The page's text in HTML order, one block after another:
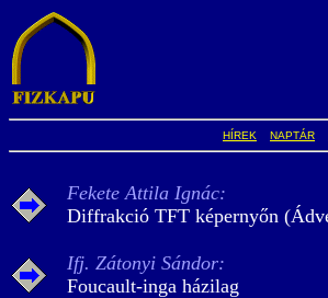
HÍREK NAPTÁR
Fekete Attila Ignác:
Diffrakció TFT képernyőn
Ifj. Zátonyi Sándor:
Foucault-inga házilag